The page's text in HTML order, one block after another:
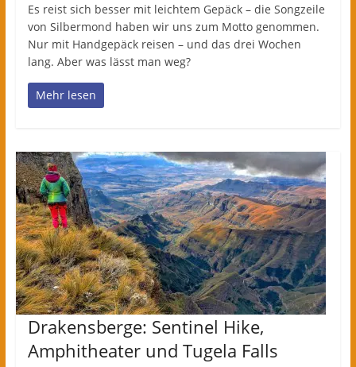
Es reist sich besser mit leichtem Gepäck – die Songzeile
von Silbermond haben wir uns zum Motto genommen.
Nur mit Handgepäck reisen – und das drei Wochen
lang. Aber was lässt man weg?
Mehr lesen
Drakensberge: Sentinel Hike,
Amphitheater und Tugela Falls